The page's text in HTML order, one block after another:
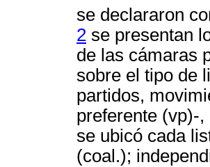
se declararon
2 se presentan
de las cámaras
sobre el tipo de
partidos,
preferente (vp)-
se ubicó cada
(coal.);